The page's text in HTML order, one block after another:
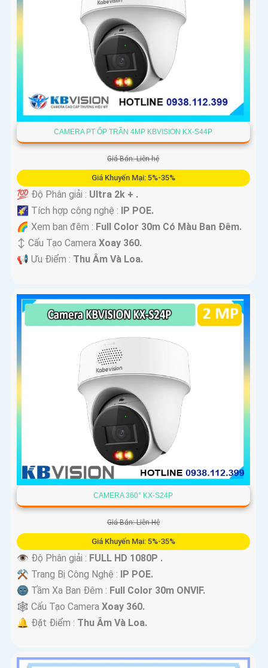
CAMERA PT ỐP TRẦN 4MP KBVISION KX-S44P
Giá Bán: Liên hệ
Giá Khuyến Mại: 5%-35%
💯 Độ Phân giải : Ultra 2k + .
🌠 Tích hợp công nghệ :
IP POE.
🌈 Xem ban đêm : Full Color 30m Có Màu Ban Ðêm.
↕️ Cấu Tạo Camera Xoay 360.
️📢 Ưu Điểm : Thu Âm Và Loa.
CAMERA 360° KX-S24P
Giá Bán: Liên Hệ
Giá Khuyến Mại: 5%-35%
👁 Độ Phân giải : FULL HD 1080P .
⚒ Trang Bị Công Nghệ : IP POE.
🌚 Tầm Xa Ban Đêm : Full Color 30m ONVIF.
🕸️ Cấu Tạo Camera Xoay 360.
️🔔 Đặt Điểm : Thu Âm Và Loa.